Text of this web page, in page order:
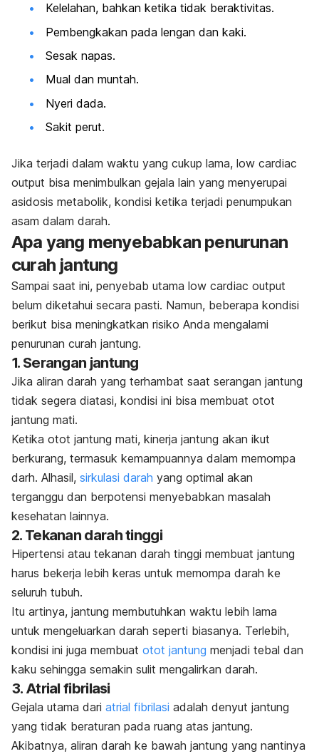
Kelelahan, bahkan ketika tidak beraktivitas.
Pembengkakan pada lengan dan kaki.
Sesak napas.
Mual dan muntah.
Nyeri dada.
Sakit perut.
Jika terjadi dalam waktu yang cukup lama, low cardiac
output bisa menimbulkan gejala lain yang menyerupai
asidosis metabolik, kondisi ketika terjadi penumpukan
asam dalam darah.
Apa yang menyebabkan penurunan
curah jantung
Sampai saat ini, penyebab utama low cardiac output
belum diketahui secara pasti. Namun, beberapa kondisi
berikut bisa meningkatkan risiko Anda mengalami
penurunan curah jantung.
1. Serangan jantung
Jika aliran darah yang terhambat saat serangan jantung
tidak segera diatasi, kondisi ini bisa membuat otot
jantung mati.
Ketika otot jantung mati, kinerja jantung akan ikut
berkurang, termasuk kemampuannya dalam memompa
darh. Alhasil, sirkulasi darah yang optimal akan
terganggu dan berpotensi menyebabkan masalah
kesehatan lainnya.
2. Tekanan darah tinggi
Hipertensi atau tekanan darah tinggi membuat jantung
harus bekerja lebih keras untuk memompa darah ke
seluruh tubuh.
Itu artinya, jantung membutuhkan waktu lebih lama
untuk mengeluarkan darah seperti biasanya. Terlebih,
kondisi ini juga membuat otot jantung menjadi tebal dan
kaku sehingga semakin sulit mengalirkan darah.
3. Atrial fibrilasi
Gejala utama dari atrial fibrilasi adalah denyut jantung
yang tidak beraturan pada ruang atas jantung.
Akibatnya, aliran darah ke bawah jantung yang nantinya